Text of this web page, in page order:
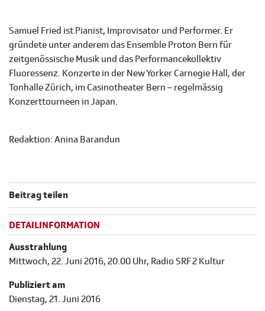
Samuel Fried ist Pianist, Improvisator und Performer. Er
gründete unter anderem das Ensemble Proton Bern für
zeitgenössische Musik und das Performancekollektiv
Fluoressenz. Konzerte in der New Yorker Carnegie Hall, der
Tonhalle Zürich, im Casinotheater Bern – regelmässig
Konzerttourneen in Japan.
Redaktion: Anina Barandun
Beitrag teilen
DETAILINFORMATION
Ausstrahlung
Mittwoch, 22. Juni 2016, 20.00 Uhr, Radio SRF 2 Kultur
Publiziert am
Dienstag, 21. Juni 2016